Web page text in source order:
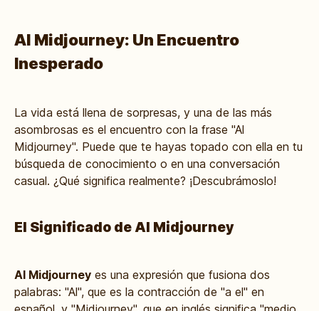
Al Midjourney: Un Encuentro
Inesperado
La vida está llena de sorpresas, y una de las más
asombrosas es el encuentro con la frase "Al
Midjourney". Puede que te hayas topado con ella en tu
búsqueda de conocimiento o en una conversación
casual. ¿Qué significa realmente? ¡Descubrámoslo!
El Significado de Al Midjourney
Al Midjourney es una expresión que fusiona dos
palabras: "Al", que es la contracción de "a el" en